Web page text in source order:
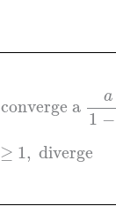
converge a
a
1 −
−r
≥ 1, diverge
|≥ 1, diverge